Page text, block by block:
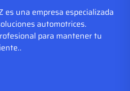
es una empresa especializada
automotrices.
para mantener tu